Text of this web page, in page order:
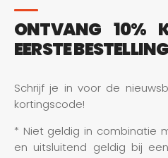
ONTVANG 10%
EERSTE BESTELLING
Schrijf je in voor de
kortingscode!
* Niet geldig in combinatie
en uitsluitend geldig bij